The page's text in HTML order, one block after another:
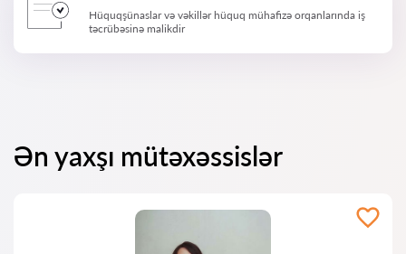
Hüquqşünaslar və vəkillər hüquq mühafizə orqanlarında iş
təcrübəsinə malikdir
Ən yaxşı mütəxəssislər